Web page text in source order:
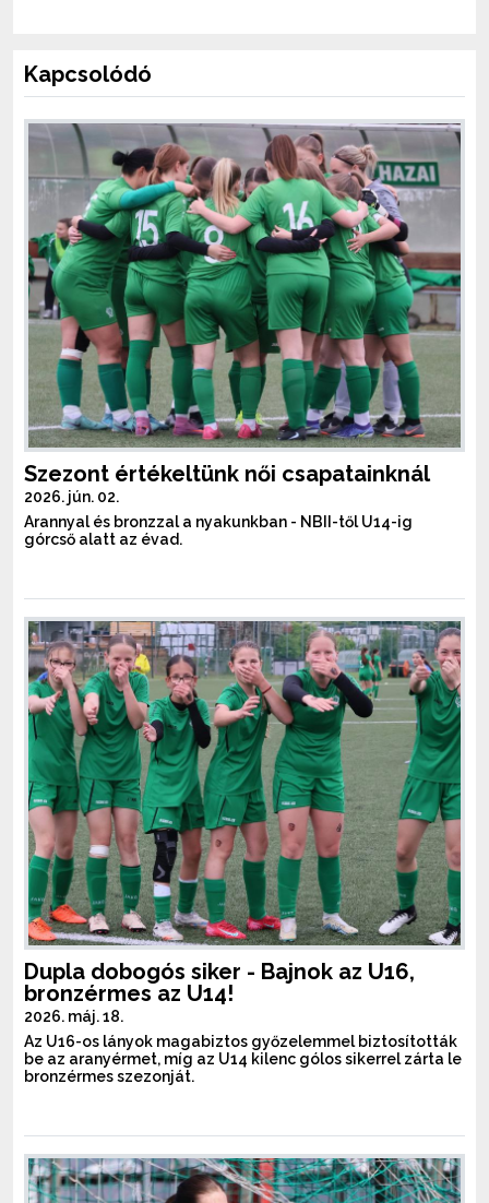
Kapcsolódó
Szezont értékeltünk női csapatainknál
2026. jún. 02.
Arannyal és bronzzal a nyakunkban - NBII-től U14-ig
górcső alatt az évad.
Dupla dobogós siker - Bajnok az U16,
bronzérmes az U14!
2026. máj. 18.
Az U16-os lányok magabiztos győzelemmel biztosították
be az aranyérmet, míg az U14 kilenc gólos sikerrel zárta le
bronzérmes szezonját.